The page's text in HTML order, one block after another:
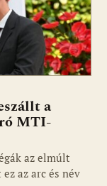
a
MTI-
az elmúlt
az arc és név